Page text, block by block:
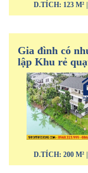
D.TÍCH: 123 M² |
Gia đình có
lập Khu rẻ
Ecorivers Hải
D.TÍCH: 200 M² |